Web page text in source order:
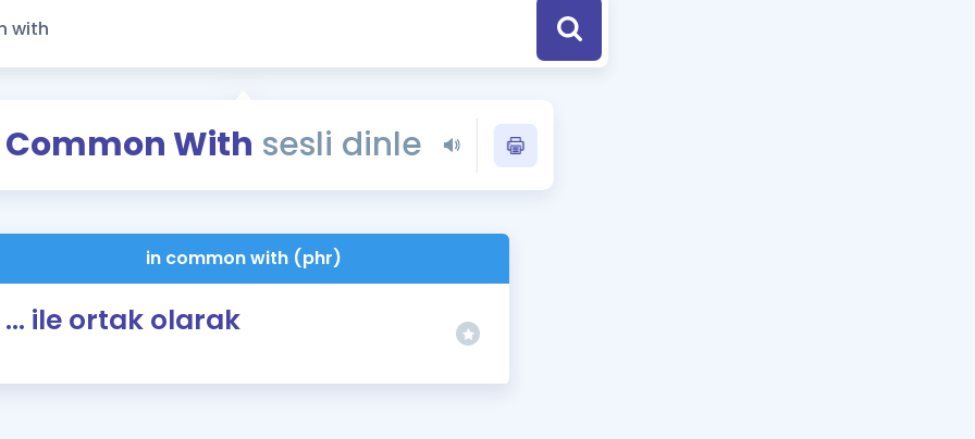
Eğitim ve Kitaplara Özel Fırsatlar
YDS - YÖKDİL Tüm Sınavlarla İlgili Haberler
İngilizce Gramer
İngilizce Gramer ve Konu Anlatımı
With sesli dinle
in common with (phr)
... ile ortak olarak